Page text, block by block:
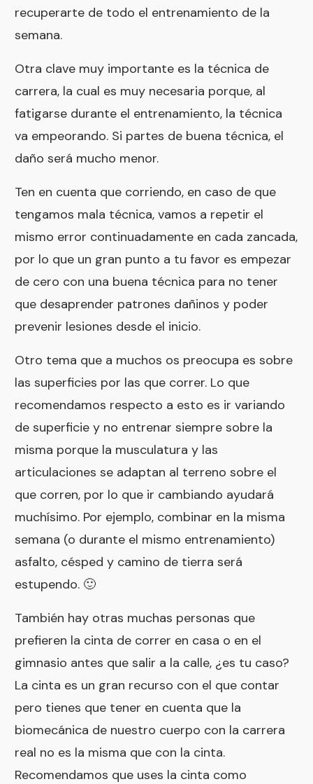
recuperarte de todo el entrenamiento de la
semana.
Otra clave muy importante es la técnica de
carrera, la cual es muy necesaria porque, al
fatigarse durante el entrenamiento, la técnica
va empeorando. Si partes de buena técnica, el
daño será mucho menor.
Ten en cuenta que corriendo, en caso de que
tengamos mala técnica, vamos a repetir el
mismo error continuadamente en cada zancada,
por lo que un gran punto a tu favor es empezar
de cero con una buena técnica para no tener
que desaprender patrones dañinos y poder
prevenir lesiones desde el inicio.
Otro tema que a muchos os preocupa es sobre
las superficies por las que correr. Lo que
recomendamos respecto a esto es ir variando
de superficie y no entrenar siempre sobre la
misma porque la musculatura y las
articulaciones se adaptan al terreno sobre el
que corren, por lo que ir cambiando ayudará
muchísimo. Por ejemplo, combinar en la misma
semana (o durante el mismo entrenamiento)
asfalto, césped y camino de tierra será
estupendo. 🙂
También hay otras muchas personas que
prefieren la cinta de correr en casa o en el
gimnasio antes que salir a la calle, ¿es tu caso?
La cinta es un gran recurso con el que contar
pero tienes que tener en cuenta que la
biomecánica de nuestro cuerpo con la carrera
real no es la misma que con la cinta.
Recomendamos que uses la cinta como